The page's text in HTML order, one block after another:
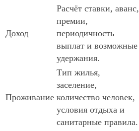
Доход
Расчёт ставки, аванс,
премии,
периодичность
выплат и возможные
удержания.
Проживание
Тип жилья,
заселение,
количество человек,
условия отдыха и
санитарные правила.